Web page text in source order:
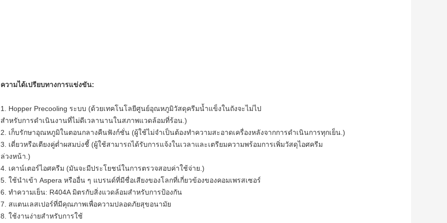
ความได้เปรียบทางการแข่งขัน:
1. Hopper Precooling ระบบ (ด้วยเทคโนโลยีศูนย์อุณหภูมิวัสดุครีมน้ำแข็งในถังจะไม่ไป
สำหรับการดำเนินงานที่ไม่ดีเวลานานในสภาพแวดล้อมที่ร้อน.)
2. เก็บรักษาอุณหภูมิในตอนกลางคืนฟังก์ชั่น (ผู้ใช้ไม่จำเป็นต้องทำความสะอาดเครื่องหลังจากการดำเนินการทุกเย็น.)
3. เดี่ยวหรือเตียงคู่ต่ำผสมบ่งชี้ (ผู้ใช้สามารถได้รับการแจ้งในเวลาและเตรียมความพร้อมการเพิ่มวัสดุไอศครีม
ล่วงหน้า.)
4. เคาน์เตอร์ไอศครีม (มันจะมีประโยชน์ในการตรวจสอบค่าใช้จ่าย.)
5. ใช้นำเข้า Aspera หรืออื่น ๆ แบรนด์ที่มีชื่อเสียงของโลกที่เกี่ยวข้องของคอมเพรสเซอร์
6. ทำความเย็น: R404A มิตรกับสิ่งแวดล้อมสำหรับการป้องกัน
7. สแตนเลสเปอร์ที่มีคุณภาพเพื่อความปลอดภัยสุขอนามัย
8. ใช้งานง่ายสำหรับการใช้